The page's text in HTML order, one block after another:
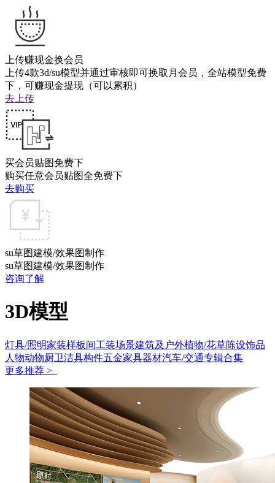
上传赚现金换会员
上传4款3d/su模型并通过审核即可换取月会员，全站模型免费
下，可赚现金提现（可以累积）
去上传
买会员贴图免费下
购买任意会员贴图全免费下
去购买
su草图建模/效果图制作
su草图建模/效果图制作
咨询了解
3D模型
灯具/照明家装样板间工装场景建筑及户外植物/花草陈设饰品
人物动物厨卫洁具构件五金家具器材汽车/交通专辑合集
更多推荐 >